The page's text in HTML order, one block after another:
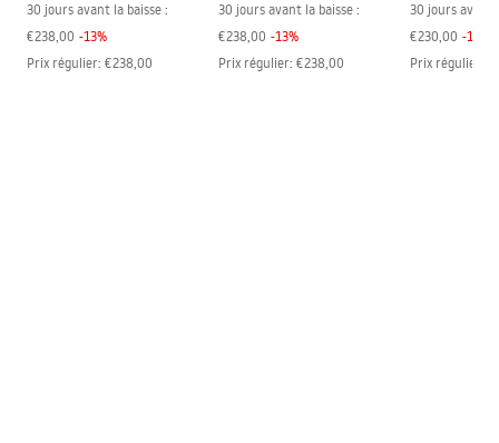
30 jours avant la baisse :
€238,00 -13%
Prix régulier: €238,00
30 jours avant la baisse :
€238,00 -13%
Prix régulier: €238,00
30 jours avant
€230,00 -13
Prix régulier